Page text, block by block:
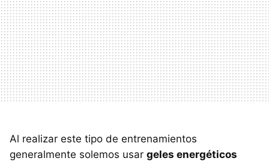
Al realizar este tipo de entrenamientos
generalmente solemos usar geles energéticos